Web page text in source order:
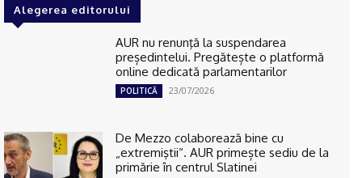
Alegerea editorului
AUR nu renunţă la suspendarea
președintelui. Pregătește o platformă
online dedicată parlamentarilor
POLITICĂ 23/07/2026
De Mezzo colaborează bine cu
„extremiştii“. AUR primește sediu de la
primărie în centrul Slatinei